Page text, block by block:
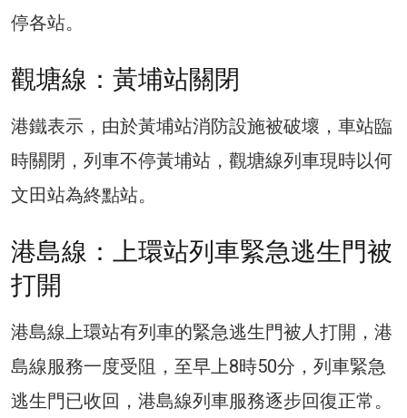
停各站。
觀塘線：黃埔站關閉
港鐵表示，由於黃埔站消防設施被破壞，車站臨
時關閉，列車不停黃埔站，觀塘線列車現時以何
文田站為終點站。
港島線：上環站列車緊急逃生門被
打開
港島線上環站有列車的緊急逃生門被人打開，港
島線服務一度受阻，至早上8時50分，列車緊急
逃生門已收回，港島線列車服務逐步回復正常。